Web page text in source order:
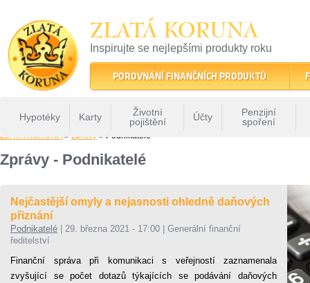
ZLATÁ KORUNA
Inspirujte se nejlepšími produkty roku
22 let tradice a kvality na finančním trhu
POROVNÁNÍ FINANČNÍCH PRODUKTŮ
Hypotéky Karty
Životní
pojištění
Účty
Penzijní
spoření
ZLATÁ KORUNA» Zprávy » Podnikatelé
Zprávy - Podnikatelé
Nejčastější omyly a nejasnosti ohledně daňových
přiznání
Podnikatelé 29. března 2021 - 17:00
Generální finanční
ředitelství
Finanční správa při komunikaci s veřejností zaznamenala
zvyšující se počet dotazů týkajících se podávání daňových